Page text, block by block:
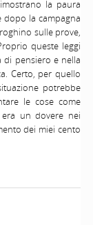
la paura
dopo la campagna
sulle prove,
queste leggi
di pensiero e nella
Certo, per quello
potrebbe
le cose come
un dovere nei
dei miei cento